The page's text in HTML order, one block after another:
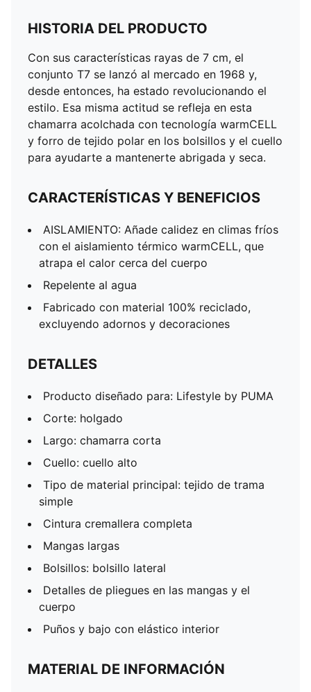
HISTORIA DEL PRODUCTO
Con sus características rayas de 7 cm, el
conjunto T7 se lanzó al mercado en 1968 y,
desde entonces, ha estado revolucionando el
estilo. Esa misma actitud se refleja en esta
chamarra acolchada con tecnología warmCELL
y forro de tejido polar en los bolsillos y el cuello
para ayudarte a mantenerte abrigada y seca.
CARACTERÍSTICAS Y BENEFICIOS
AISLAMIENTO: Añade calidez en climas fríos
con el aislamiento térmico warmCELL, que
atrapa el calor cerca del cuerpo
Repelente al agua
Fabricado con material 100% reciclado,
excluyendo adornos y decoraciones
DETALLES
Producto diseñado para: Lifestyle by PUMA
Corte: holgado
Largo: chamarra corta
Cuello: cuello alto
Tipo de material principal: tejido de trama
simple
Cintura cremallera completa
Mangas largas
Bolsillos: bolsillo lateral
Detalles de pliegues en las mangas y el
cuerpo
Puños y bajo con elástico interior
MATERIAL DE INFORMACIÓN